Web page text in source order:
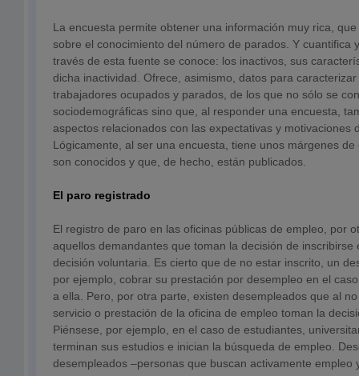
La encuesta permite obtener una información muy rica,
sobre el conocimiento del número de parados. Y cuantifica
través de esta fuente se conoce: los inactivos, sus
dicha inactividad. Ofrece, asimismo, datos para
trabajadores ocupados y parados, de los que no sólo se
sociodemográficas sino que, al responder una encuesta,
aspectos relacionados con las expectativas y motivaciones
Lógicamente, al ser una encuesta, tiene unos márgenes
son conocidos y que, de hecho, están publicados.
El paro registrado
El registro de paro en las oficinas públicas de empleo, por
aquellos demandantes que toman la decisión de inscribirse
decisión voluntaria. Es cierto que de no estar inscrito, un
por ejemplo, cobrar su prestación por desempleo en el
a ella. Pero, por otra parte, existen desempleados que al
servicio o prestación de la oficina de empleo toman la
Piénsese, por ejemplo, en el caso de estudiantes,
terminan sus estudios e inician la búsqueda de empleo.
desempleados –personas que buscan activamente empleo